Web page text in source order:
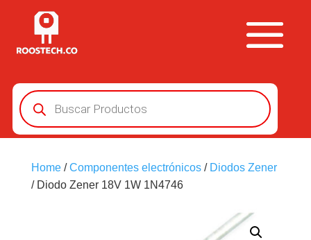
Búsqueda
de
productos
Home/Componentes electrónicos/ Diodos Zener
/ Diodo Zener 18V 1W 1N4746